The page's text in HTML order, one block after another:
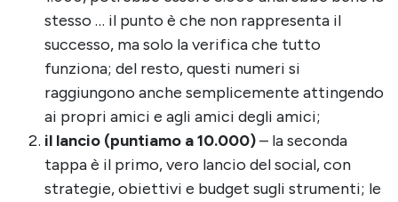
stesso … il punto è che non rappresenta il
successo, ma solo la verifica che tutto
funziona; del resto, questi numeri si
raggiungono anche semplicemente attingendo
ai propri amici e agli amici degli amici;
il lancio (puntiamo a 10.000)– la seconda
tappa è il primo, vero lancio del social, con
strategie, obiettivi e budget sugli strumenti; le